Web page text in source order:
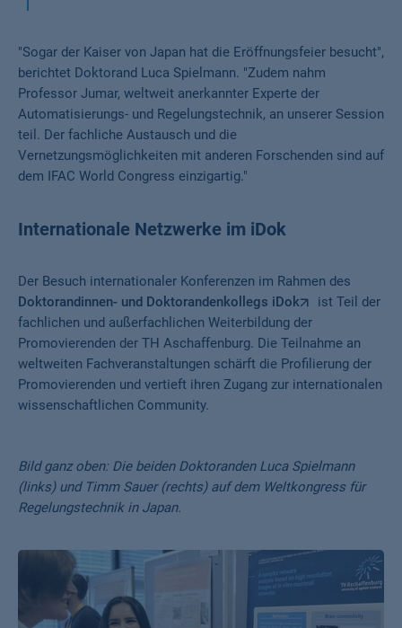
"Sogar der Kaiser von Japan hat die Eröffnungsfeier besucht",
berichtet Doktorand Luca Spielmann. "Zudem nahm
Professor Jumar, weltweit anerkannter Experte der
Automatisierungs- und Regelungstechnik, an unserer Session
teil. Der fachliche Austausch und die
Vernetzungsmöglichkeiten mit anderen Forschenden sind auf
dem IFAC World Congress einzigartig."
Internationale Netzwerke im iDok
Der Besuch internationaler Konferenzen im Rahmen des
Doktorandinnen- und Doktorandenkollegs iDok
ist Teil der
fachlichen und außerfachlichen Weiterbildung der
Promovierenden der TH Aschaffenburg. Die Teilnahme an
weltweiten Fachveranstaltungen schärft die Profilierung der
Promovierenden und vertieft ihren Zugang zur internationalen
wissenschaftlichen Community.
Bild ganz oben: Die beiden Doktoranden Luca Spielmann
(links) und Timm Sauer (rechts) auf dem Weltkongress für
Regelungstechnik in Japan.